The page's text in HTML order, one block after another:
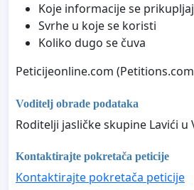
Koje informacije se
Svrhe u koje se koristi
Koliko dugo se čuva
Peticijeonline.com
Voditelj obrade podataka
Roditelji jasličke skupine Lavići u
Kontaktirajte pokretača peticije
Kontaktirajte pokretača peticije